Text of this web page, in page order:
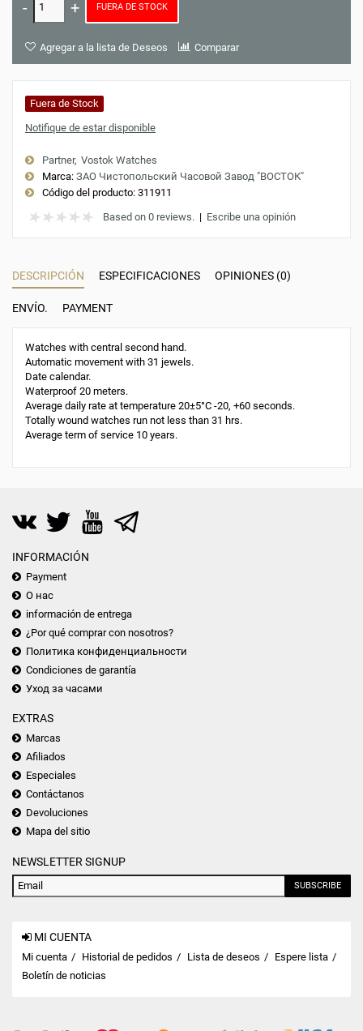
FUERA DE STOCK
Agregar a la lista de Deseos Comparar
Fuera de Stock
Notifique de estar disponible
Partner Vostok Watches
Marca: ЗАО Чистопольский Часовой Завод "ВОСТОК"
Código del producto: 311911
Based on 0 reviews. | Escribe una opinión
DESCRIPCIÓN ESPECIFICACIONES OPINIONES (0)
ENVÍO. PAYMENT
Watches with central second hand.
Automatic movement with 31 jewels.
Date calendar.
Waterproof 20 meters.
Average daily rate at temperature 20±5°С -20, +60 seconds.
Totally wound watches run not less than 31 hrs.
Average term of service 10 years.
INFORMACIÓN
Payment
О нас
información de entrega
¿Por qué comprar con nosotros?
Политика конфиденциальности
Condiciones de garantía
Уход за часами
EXTRAS
Marcas
Afiliados
Especiales
Contáctanos
Devoluciones
Mapa del sitio
NEWSLETTER SIGNUP
SUBSCRIBE
MI CUENTA
Mi cuenta Historial de pedidos Lista de deseos
Espere lista
Boletín de noticias